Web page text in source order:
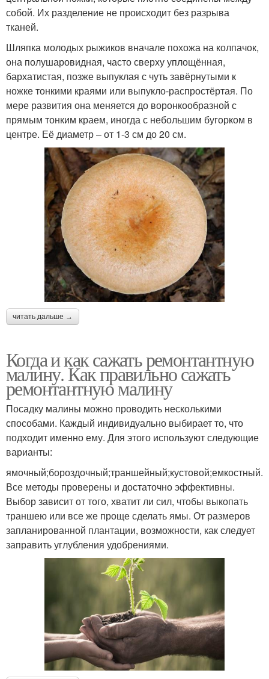
собой. Их разделение не происходит без разрыва
тканей.
Шляпка молодых рыжиков вначале похожа на колпачок,
она полушаровидная, часто сверху уплощённая,
бархатистая, позже выпуклая с чуть завёрнутыми к
ножке тонкими краями или выпукло-распростёртая. По
мере развития она меняется до воронкообразной с
прямым тонким краем, иногда с небольшим бугорком в
центре. Её диаметр – от 1-3 см до 20 см.
читать дальше →
Когда и как сажать ремонтантную
малину. Как правильно сажать
ремонтантную малину
Посадку малины можно проводить несколькими
способами. Каждый индивидуально выбирает то, что
подходит именно ему. Для этого используют следующие
варианты:
ямочный;бороздочный;траншейный;кустовой;емкостный.
Все методы проверены и достаточно эффективны.
Выбор зависит от того, хватит ли сил, чтобы выкопать
траншею или все же проще сделать ямы. От размеров
запланированной плантации, возможности, как следует
заправить углубления удобрениями.